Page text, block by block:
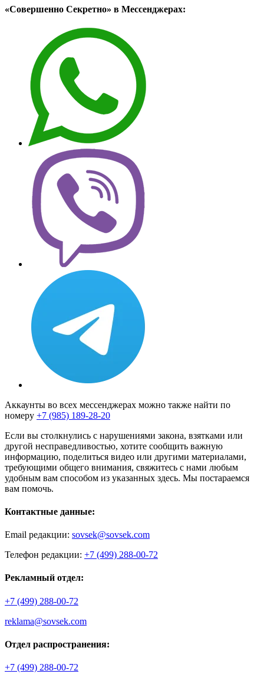
«Совершенно Секретно» в Мессенджерах:
Аккаунты во всех мессенджерах можно также найти по
номеру +7 (985) 189-28-20
Если вы столкнулись с нарушениями закона, взятками или
другой несправедливостью, хотите сообщить важную
информацию, поделиться видео или другими материалами,
требующими общего внимания, свяжитесь с нами любым
удобным вам способом из указанных здесь. Мы постараемся
вам помочь.
Контактные данные:
Email редакции: sovsek@sovsek.com
Телефон редакции: +7 (499) 288-00-72
Рекламный отдел:
+7 (499) 288-00-72
reklama@sovsek.com
Отдел распространения:
+7 (499) 288-00-72